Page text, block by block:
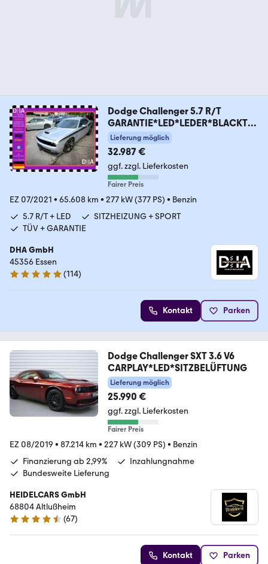
Dodge Challenger 5.7 R/T
GARANTIE*LED*LEDER*BLACKTO
PLieferung möglich
32.987 €
ggf. zzgl. Lieferkosten
Fairer Preis
EZ 07/2021 • 65.608 km • 277 kW (377 PS) • Benzin
5.7 R/T + LED
SITZHEIZUNG + SPORT
TÜV + GARANTIE
DHA GmbH
45356 Essen
4.8 Sterne
(114)
Kontakt Parken
Dodge Challenger SXT 3.6 V6
CARPLAY*LED*SITZBELÜFTUNG
Lieferung möglich
25.990 €
ggf. zzgl. Lieferkosten
Fairer Preis
EZ 08/2019 • 87.214 km • 227 kW (309 PS) • Benzin
Finanzierung ab 2,99%
Inzahlungnahme
Bundesweite Lieferung
HEIDELCARS GmbH
68804 Altlußheim
4.7 Sterne
(67)
Kontakt Parken